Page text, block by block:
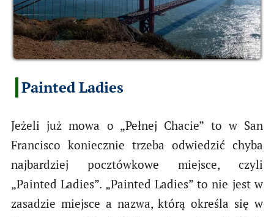
Painted Ladies
Jeżeli już mowa o „Pełnej Chacie” to w San
Francisco koniecznie trzeba odwiedzić chyba
najbardziej pocztówkowe miejsce, czyli
„Painted Ladies”. „Painted Ladies” to nie jest w
zasadzie miejsce a nazwa, którą określa się w